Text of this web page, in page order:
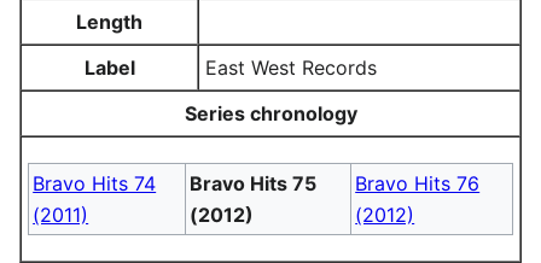
Length
Label
East West Records
Series chronology
Bravo Hits 74
(2011)
Bravo Hits 75
(2012)
Bravo Hits 76
(2012)